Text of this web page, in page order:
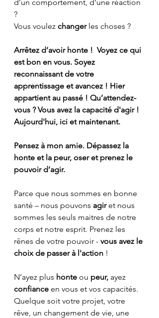
d’un comportement, d’une réaction
?
Vous voulez changer les choses ?
Arrêtez d’avoir honte !  Voyez ce qui
est bon en vous. Soyez
reconnaissant de votre
apprentissage et avancez ! Hier
appartient au passé ! Qu’attendez-
vous ? Vous avez la capacité d'agir !
Aujourd'hui, ici et maintenant.
Pensez à mon amie. Dépassez la
honte et la peur, oser et prenez le
pouvoir d’agir.
Parce que nous sommes en bonne
santé – nous pouvons agir et nous
sommes les seuls maitres de notre
corps et notre esprit. Prenez les
rênes de votre pouvoir - vous avez le
choix de passer à l'action !
N’ayez plus honte ou peur, ayez
confiance en vous et vos capacités.
Quelque soit votre projet, votre
rêve, un changement de vie, une